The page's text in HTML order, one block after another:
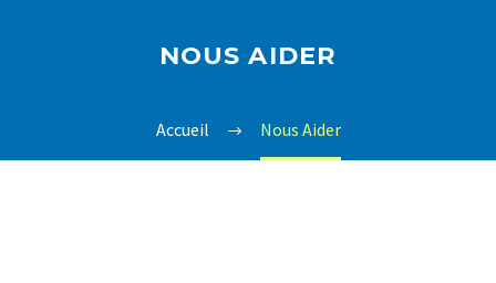
NOUS AIDER
Accueil Nous Aider